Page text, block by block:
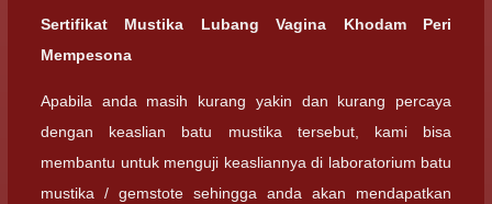
Sertifikat Mustika Lubang Vagina Khodam Peri
Mempesona
Apabila anda masih kurang yakin dan kurang percaya
dengan keaslian batu mustika tersebut, kami bisa
membantu untuk menguji keasliannya di laboratorium batu
mustika / gemstote sehingga anda akan mendapatkan